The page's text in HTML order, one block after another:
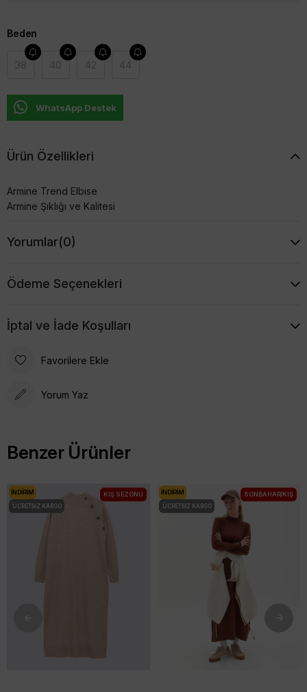
Beden
38 40 42 44
WhatsApp Destek
Ürün Özellikleri
Armine Trend Elbise
Armine Şıklığı ve Kalitesi
Yorumlar(0)
Ödeme Seçenekleri
İptal ve İade Koşulları
Favorilere Ekle
Yorum Yaz
Benzer Ürünler
İNDIRIM
ÜCRETSIZ KARGO
KIŞ SEZONU İNDIRIM
ÜCRETSIZ KARGO
SONBAHAR/KIŞ